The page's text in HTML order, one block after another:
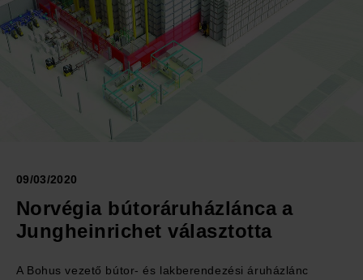
09/03/2020
Norvégia bútoráruházlánca a
Jungheinrichet választotta
A Bohus vezető bútor- és lakberendezési áruházlánc